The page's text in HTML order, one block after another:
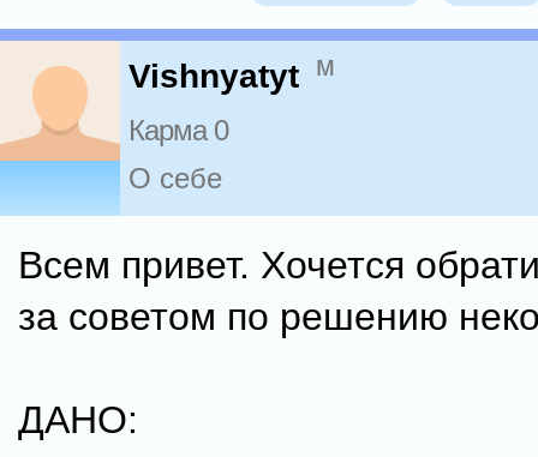
Vishnyatyt м
Карма 0
О себе
Всем привет. Хочется
за советом по решению
ДАНО: